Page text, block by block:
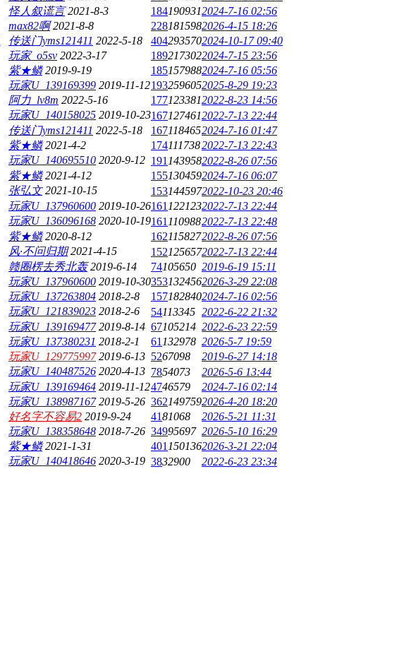
怪人叙谎言 2021-8-3 1841909312024-7-16 02:56
max82啊 2021-8-8 2281815982026-4-15 18:26
传送门yms121411 2022-5-18 4042935702024-10-17 09:40
玩家_o5sv 2022-3-17 1892173022024-7-15 23:56
紫★鳞 2019-9-19 1851579882024-7-16 05:56
玩家U_139169399 2019-11-121932596052025-8-29 19:23
阿力_lv8m 2022-5-16 1771233812022-8-23 14:56
玩家U_140158025 2019-10-231671274612022-7-13 22:44
传送门yms121411 2022-5-18 1671184652024-7-16 01:47
紫★鳞 2021-4-2 1741117382022-7-13 22:43
玩家U_140695510 2020-9-12 191 1439582022-8-26 07:56
紫★鳞 2021-4-12 1551304592024-7-16 06:07
张弘文 2021-10-15 1531445972022-10-23 20:46
玩家U_137960600 2019-10-26161 1221232022-7-13 22:44
玩家U_136096168 2020-10-19161 1109882022-7-13 22:48
紫★鳞 2020-8-12 1621158272022-8-26 07:56
风·不问归期 2021-4-15 1521256572022-7-13 22:44
赣圈楞去秀北轰 2019-6-14 74105650 2019-6-19 15:11
玩家U_137960600 2019-10-303531324562026-3-29 22:08
玩家U_137263804 2018-2-8 1571828402024-7-16 02:56
玩家U_121839023 2018-2-6 54113345 2022-6-22 21:32
玩家U_139169477 2019-8-14 67105214 2022-6-23 22:59
玩家U_137380231 2018-2-1 61 132978 2026-5-7 19:59
玩家U_129775997 2019-6-13 5267098
2019-6-27 14:18
玩家U_140487526 2020-4-13 7854073
2026-5-6 13:44
玩家U_139169464 2019-11-124746579
2024-7-16 02:14
玩家U_138987167 2019-5-26 3621497592026-4-20 18:20
好名字不容易2 2019-9-24 4181068
2026-5-21 11:31
玩家U_138358648 2018-7-26 34995697 2026-5-10 16:29
紫★鳞 2021-1-31 401 1501362026-3-21 22:04
玩家U_140418646 2020-3-19 3832900
2022-6-23 23:34